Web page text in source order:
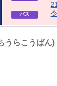
21
バス 令
うらこうばん